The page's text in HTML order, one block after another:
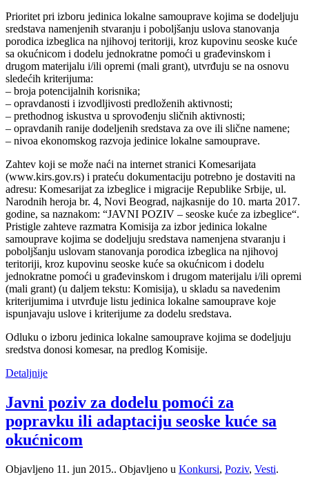
Prioritet pri izboru jedinica lokalne samouprave kojima se dodeljuju
sredstava namenjenih stvaranju i poboljšanju uslova stanovanja
porodica izbeglica na njihovoj teritoriji, kroz kupovinu seoske kuće
sa okućnicom i dodelu jednokratne pomoći u građevinskom i
drugom materijalu i/ili opremi (mali grant), utvrđuju se na osnovu
sledećih kriterijuma:
– broja potencijalnih korisnika;
– opravdanosti i izvodljivosti predloženih aktivnosti;
– prethodnog iskustva u sprovođenju sličnih aktivnosti;
– opravdanih ranije dodeljenih sredstava za ove ili slične namene;
– nivoa ekonomskog razvoja jedinice lokalne samouprave.
Zahtev koji se može naći na internet stranici Komesarijata
(www.kirs.gov.rs) i prateću dokumentaciju potrebno je dostaviti na
adresu: Komesarijat za izbeglice i migracije Republike Srbije, ul.
Narodnih heroja br. 4, Novi Beograd, najkasnije do 10. marta 2017.
godine, sa naznakom: “JAVNI POZIV – seoske kuće za izbeglice“.
Pristigle zahteve razmatra Komisija za izbor jedinica lokalne
samouprave kojima se dodeljuju sredstava namenjena stvaranju i
poboljšanju uslovam stanovanja porodica izbeglica na njihovoj
teritoriji, kroz kupovinu seoske kuće sa okućnicom i dodelu
jednokratne pomoći u građevinskom i drugom materijalu i/ili opremi
(mali grant) (u daljem tekstu: Komisija), u skladu sa navedenim
kriterijumima i utvrđuje listu jedinica lokalne samouprave koje
ispunjavaju uslove i kriterijume za dodelu sredstava.
Odluku o izboru jedinica lokalne samouprave kojima se dodeljuju
sredstva donosi komesar, na predlog Komisije.
Detaljnije
Javni poziv za dodelu pomoći za
popravku ili adaptaciju seoske kuće sa
okućnicom
Objavljeno 11. jun 2015.. Objavljeno u Konkursi, Poziv, Vesti.